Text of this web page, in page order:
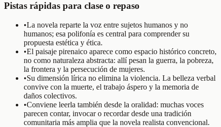
Pistas rápidas para clase o repaso
•La novela reparte la voz entre sujetos humanos y no
humanos; esa polifonía es central para comprender su
propuesta estética y ética.
•El paisaje pirenaico aparece como espacio histórico concreto,
no como naturaleza abstracta: allí pesan la guerra, la pobreza,
la frontera y la persecución de mujeres.
•Su dimensión lírica no elimina la violencia. La belleza verbal
convive con la muerte, el trabajo áspero y la memoria de
daños colectivos.
•Conviene leerla también desde la oralidad: muchas voces
parecen contar, invocar o recordar desde una tradición
comunitaria más amplia que la novela realista convencional.